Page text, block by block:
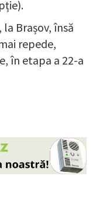
Brașov, însă
repede,
în etapa a 22-a